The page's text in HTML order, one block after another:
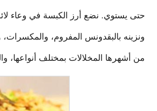
حتى يستوي. نضع أرز الكبسة في وعاء
ونزينه بالبقدونس المفروم، والمكسرات،
من أشهرها المخلالات بمختلف أنواعها،